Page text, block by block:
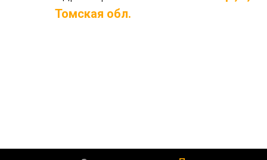
Томская обл.